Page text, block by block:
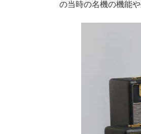
の当時の名機の機能